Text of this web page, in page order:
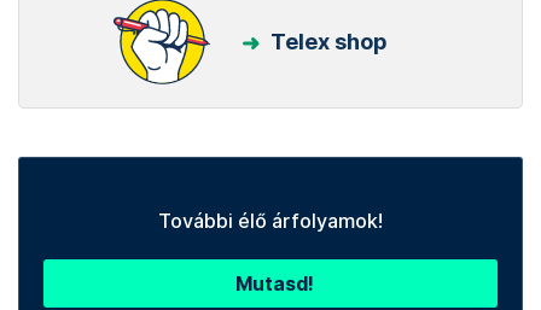
Telex shop
További élő árfolyamok!
Mutasd!